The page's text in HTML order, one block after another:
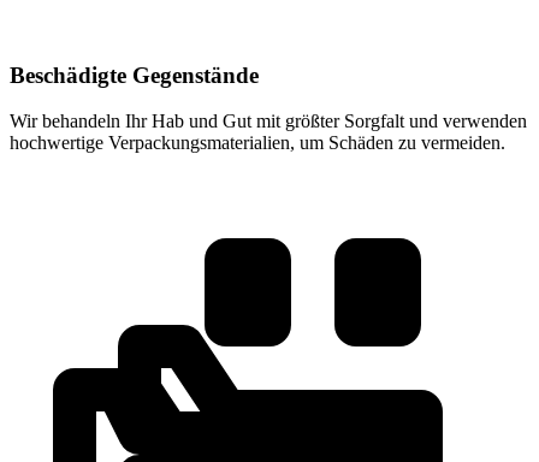
Beschädigte Gegenstände
Wir behandeln Ihr Hab und Gut mit größter Sorgfalt und verwenden
hochwertige Verpackungsmaterialien, um Schäden zu vermeiden.